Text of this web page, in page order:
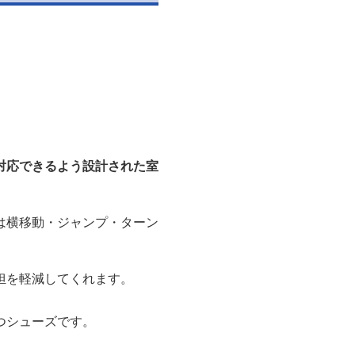
応できるよう設計された室
移動・ジャンプ・ターン
軽減してくれます。
ューズです。